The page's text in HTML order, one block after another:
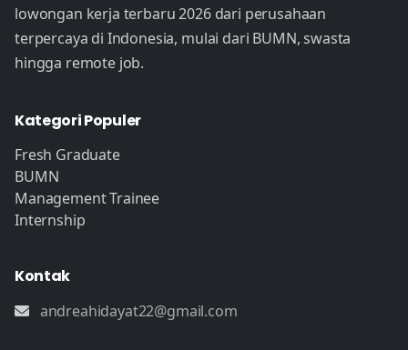
lowongan kerja terbaru 2026 dari perusahaan
terpercaya di Indonesia, mulai dari BUMN, swasta
hingga remote job.
Kategori Populer
Fresh Graduate
BUMN
Management Trainee
Internship
Kontak
andreahidayat22@gmail.com